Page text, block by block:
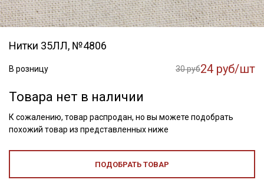
Нитки 35ЛЛ, №4806
В розницу 30 руб24 руб/шт
Товара нет в наличии
К сожалению, товар распродан, но вы можете подобрать
похожий товар из представленных ниже
ПОДОБРАТЬ ТОВАР